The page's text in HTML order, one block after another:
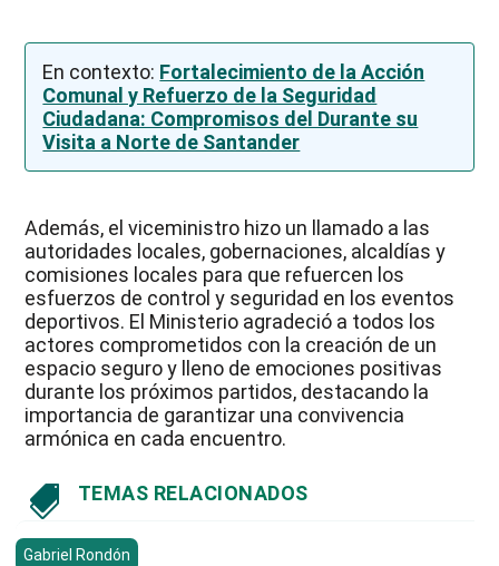
En contexto: Fortalecimiento de la Acción
Comunal y Refuerzo de la Seguridad
Ciudadana: Compromisos del Durante su
Visita a Norte de Santander
Además, el viceministro hizo un llamado a las
autoridades locales, gobernaciones, alcaldías y
comisiones locales para que refuercen los
esfuerzos de control y seguridad en los eventos
deportivos. El Ministerio agradeció a todos los
actores comprometidos con la creación de un
espacio seguro y lleno de emociones positivas
durante los próximos partidos, destacando la
importancia de garantizar una convivencia
armónica en cada encuentro.
 TEMAS RELACIONADOS
Gabriel Rondón